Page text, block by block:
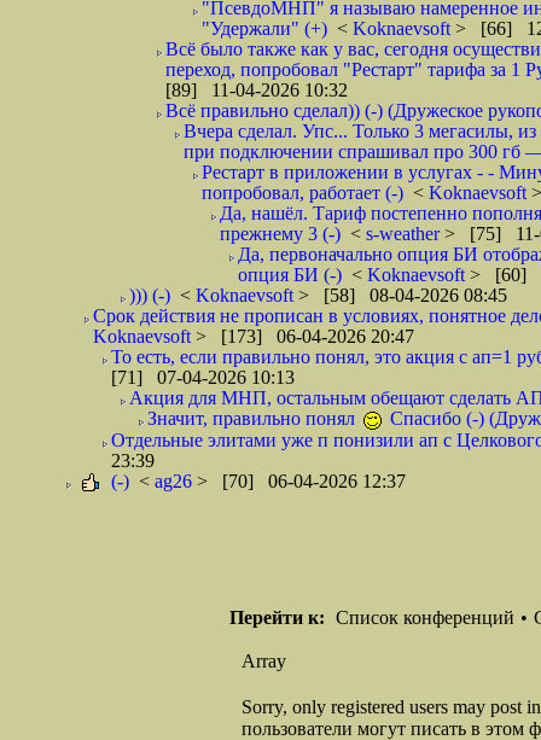
"ПсевдоМНП" я называю намеренное
"Удержали" (+) < Koknaevsoft > [66]
Всё было также как у вас, сегодня
переход, попробовал "Рестарт" тарифа за
[89] 11-04-2026 10:32
Всё правильно сделал)) (-) (Дружеское
Вчера сделал. Упс... Только 3 мегасилы,
при подключении спрашивал про 300 гб —
Рестарт в приложении в услугах - -
попробовал, работает (-) < Koknaevsoft
Да, нашёл. Тариф постепенно
прежнему 3 (-) < s-weather> [75] 11-
Да, первоначально опция БИ
опция БИ (-) < Koknaevsoft > [60]
))) (-) < Koknaevsoft > [58] 08-04-2026 08:45
Срок действия не прописан в условиях, понятное
Koknaevsoft > [173] 06-04-2026 20:47
То есть, если правильно понял, это акция с ап=1
[71] 07-04-2026 10:13
Акция для МНП, остальным обещают сделать
Значит, правильно понял
Спасибо (-)
Отдельные элитами уже п понизили ап с
23:39
(-) < ag26 > [70] 06-04-2026 12:37
Перейти к: Список конференций •
Array
Sorry, only registered users may post
пользователи могут писать в этом